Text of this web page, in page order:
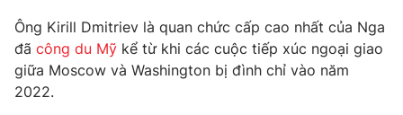
Câu chuyện quốc tế
Thị trường
Góc doanh nghiệp
Dữ liệu và đời sống
Truyền hình
Ông Kirill Dmitriev là quan chức cấp cao nhất của Nga
đã công du Mỹ kể từ khi các cuộc tiếp xúc ngoại giao
giữa Moscow và Washington bị đình chỉ vào năm
2022.